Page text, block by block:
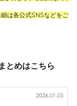
は各公式SNSなどをご
とめはこちら
2026.01.05